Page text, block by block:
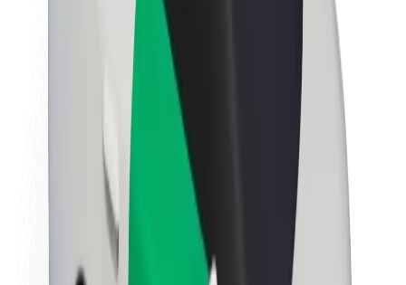
Bæredygtighed hos Bolt
Project Zero
Nyhedsrum
Retningslinjer for brand
Mission
Investorrelationer
Ledelse